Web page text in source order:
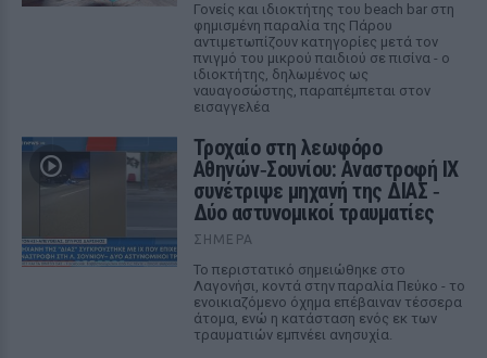
Γονείς και ιδιοκτήτης του beach bar στη
φημισμένη παραλία της Πάρου
αντιμετωπίζουν κατηγορίες μετά τον
πνιγμό του μικρού παιδιού σε πισίνα - ο
ιδιοκτήτης, δηλωμένος ως
ναυαγοσώστης, παραπέμπεται στον
εισαγγελέα
Τροχαίο στη λεωφόρο
Αθηνών‑Σουνίου: Αναστροφή ΙΧ
συνέτριψε μηχανή της ΔΙΑΣ ‑
Δύο αστυνομικοί τραυματίες
ΣΉΜΕΡΑ
Το περιστατικό σημειώθηκε στο
Λαγονήσι, κοντά στην παραλία Πεύκο - το
ενοικιαζόμενο όχημα επέβαιναν τέσσερα
άτομα, ενώ η κατάσταση ενός εκ των
τραυματιών εμπνέει ανησυχία.